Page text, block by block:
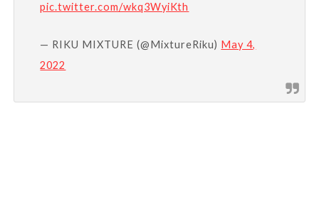
pic.twitter.com/wkq3WyiKth
— RIKU MIXTURE (@MixtureRiku) May 4,
2022